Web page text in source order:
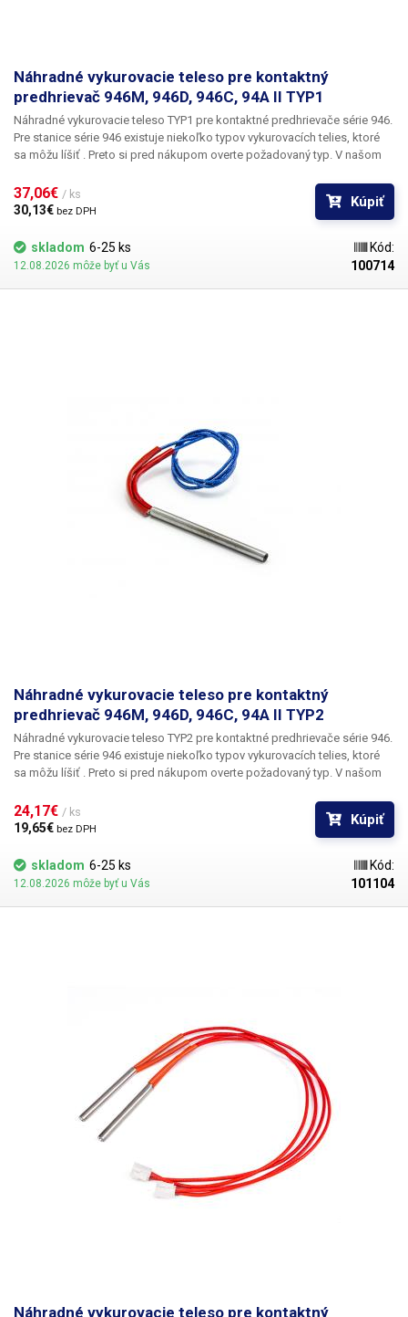
Náhradné vykurovacie teleso pre kontaktný
predhrievač 946M, 946D, 946C, 94A II TYP1
Náhradné vykurovacie teleso TYP1 pre kontaktné predhrievače série 946.
Pre stanice série 946 existuje niekoľko typov vykurovacích telies, ktoré
sa môžu líšiť . Preto si pred nákupom overte požadovaný typ. V našom
predhrievače série 946: TYP1, TYP2, TYP3, TYP4.
1 ks
37,06€ / ks
30,13€ bez DPH
Kúpiť
skladom 6-25 ks
12.08.2026 môže byť u Vás
Kód:
100714
Náhradné vykurovacie teleso pre kontaktný
predhrievač 946M, 946D, 946C, 94A II TYP2
Náhradné vykurovacie teleso TYP2 pre kontaktné predhrievače série 946.
Pre stanice série 946 existuje niekoľko typov vykurovacích telies, ktoré
sa môžu líšiť . Preto si pred nákupom overte požadovaný typ. V našom
predhrievače série 946: TYP1, TYP2, TYP3, TYP4.
1 ks
24,17€ / ks
19,65€ bez DPH
Kúpiť
skladom 6-25 ks
12.08.2026 môže byť u Vás
Kód:
101104
Náhradné vykurovacie teleso pre kontaktný